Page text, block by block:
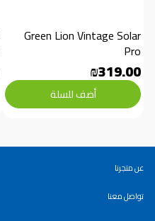
Pro
₪319.00
أضف للسلة
عن متجرنا
تواصل معنا